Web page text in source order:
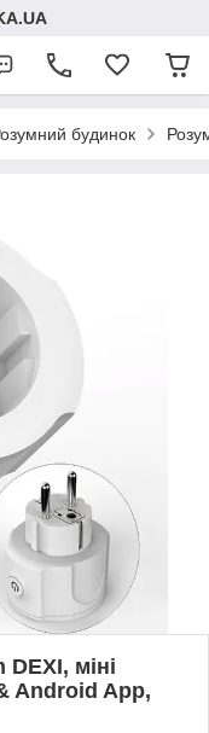
будинок
міні
Android App,